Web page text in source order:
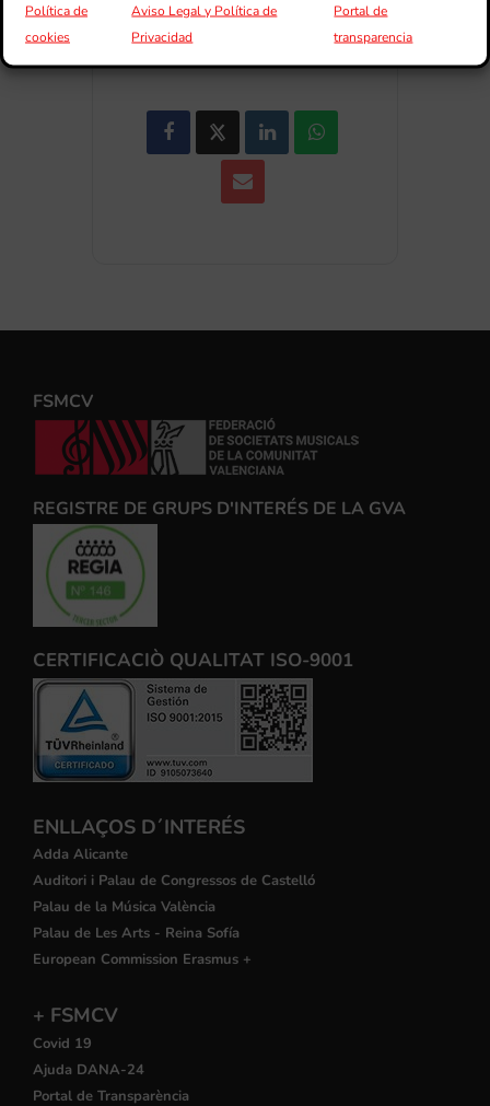
Política de
cookies
Aviso Legal y Política de
Privacidad
Portal de
transparencia
COMPARTIR
ESDEVENIMENT
FSMCV
REGISTRE DE GRUPS D'INTERÉS DE LA GVA
CERTIFICACIÒ QUALITAT ISO-9001
ENLLAÇOS D´INTERÉS
Adda Alicante
Auditori i Palau de Congressos de Castelló
Palau de la Música València
Palau de Les Arts - Reina Sofía
European Commission Erasmus +
+ FSMCV
Covid 19
Ajuda DANA-24
Portal de Transparència